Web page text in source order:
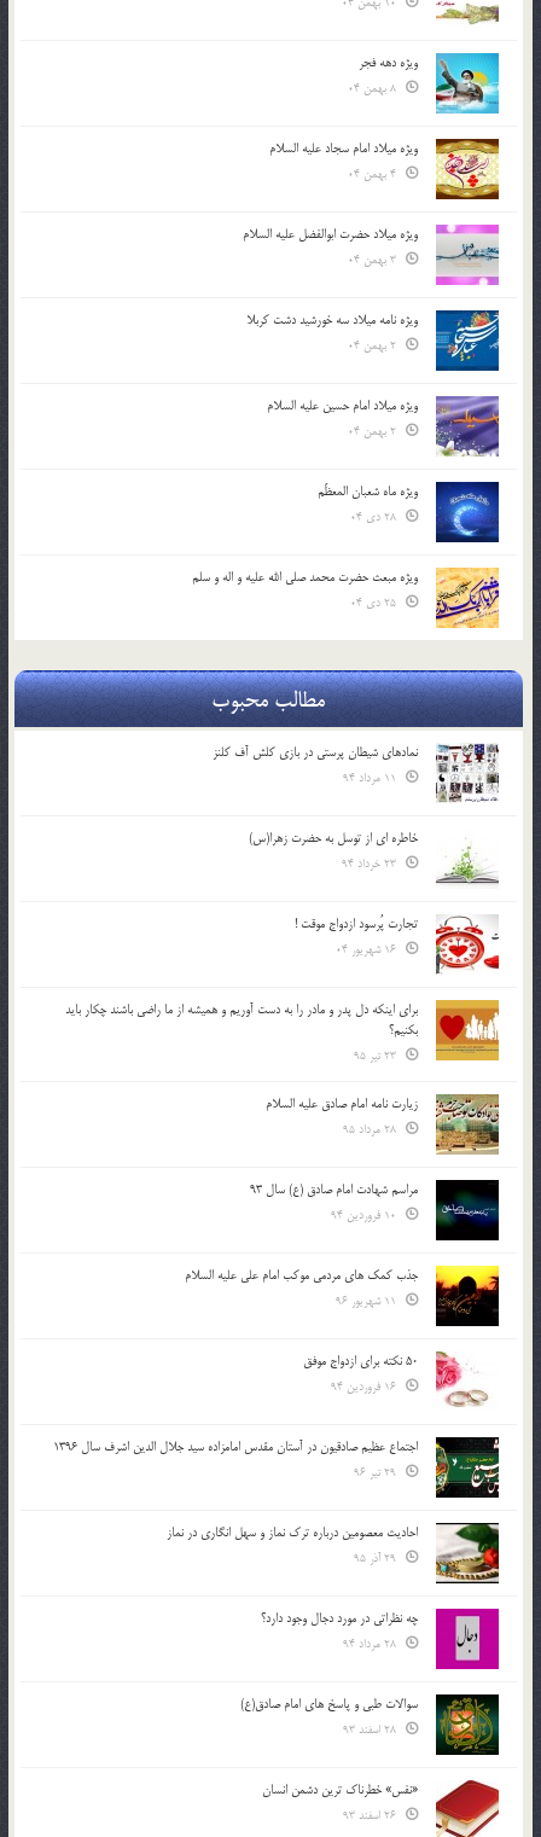
ویژه دهه فجر
ویژه میلاد امام سجاد علیه السلام
ویژه میلاد حضرت ابوالفضل علیه السلام
ویژه نامه میلاد سه خورشید دشت کربلا
ویژه میلاد امام حسین علیه السلام
ویژه ماه شعبان المعظّم
ویژه مبعث حضرت محمد صلی الله علیه و اله و سلم
مطالب محبوب
نمادهای شیطان پرستی در بازی کلش آف کلنز
خاطره ای از توسل به حضرت زهرا(س)
تجارت پُرسود ازدواج موقت !
براي اينكه دل پدر و مادر را به دست آوريم و هميشه از ما راضي باشند چكار بايد
بكنيم؟
زیارت نامه امام صادق علیه السلام
مراسم شهادت امام صادق (ع) سال 93
جذب کمک های مردمی موکب امام علی علیه السلام
50 نکته برای ازدواج موفق
اجتماع عظیم صادقیون در آستان مقدس امامزاده سید جلال الدین اشرف سال 1396
احادیث معصومین درباره ترک نماز و سهل انگاری در نماز
چه نظراتی در مورد دجال وجود دارد؟
سوالات طبی و پاسخ های امام صادق(ع)
«نفس» خطرناک ترین دشمن انسان